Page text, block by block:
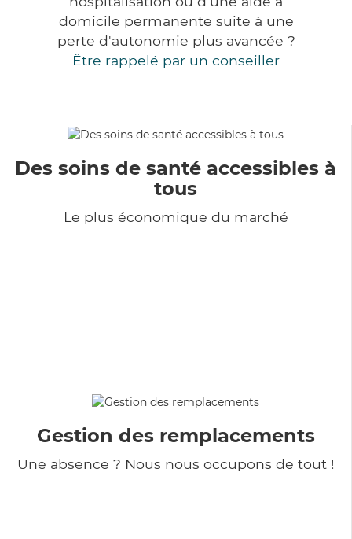
domicile permanente suite à une
perte d'autonomie plus avancée ?
Être rappelé par un conseiller
Des soins de santé accessibles à
tous
Le plus économique du marché
Gestion des remplacements
Une absence ? Nous nous occupons de tout !